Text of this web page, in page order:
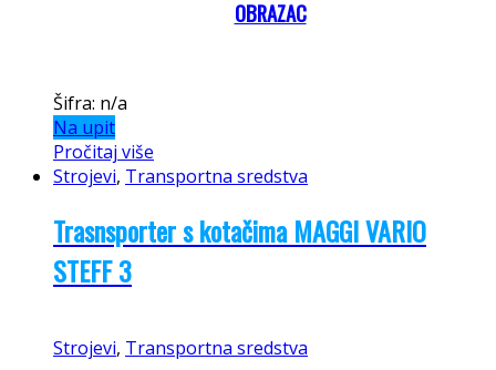
OBRAZAC
Šifra: n/a
Na upit
Pročitaj više
Strojevi, Transportna sredstva
Trasnsporter s kotačima MAGGI VARIO
STEFF 3
Strojevi, Transportna sredstva